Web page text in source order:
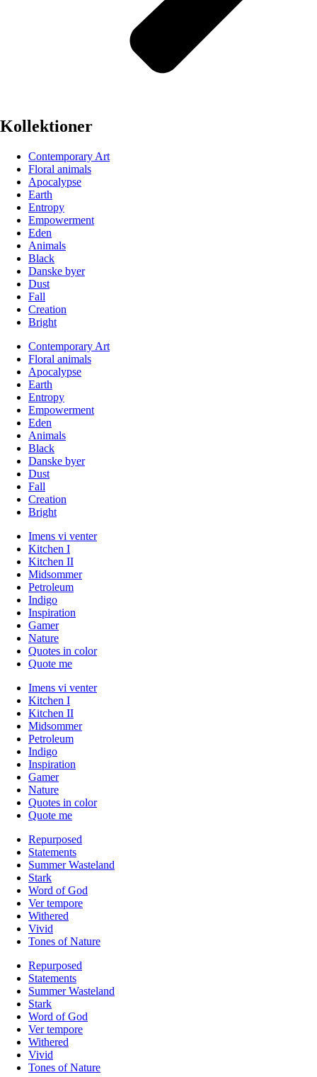
Kollektioner
Contemporary Art
Floral animals
Apocalypse
Earth
Entropy
Empowerment
Eden
Animals
Black
Danske byer
Dust
Fall
Creation
Bright
Contemporary Art
Floral animals
Apocalypse
Earth
Entropy
Empowerment
Eden
Animals
Black
Danske byer
Dust
Fall
Creation
Bright
Imens vi venter
Kitchen I
Kitchen II
Midsommer
Petroleum
Indigo
Inspiration
Gamer
Nature
Quotes in color
Quote me
Imens vi venter
Kitchen I
Kitchen II
Midsommer
Petroleum
Indigo
Inspiration
Gamer
Nature
Quotes in color
Quote me
Repurposed
Statements
Summer Wasteland
Stark
Word of God
Ver tempore
Withered
Vivid
Tones of Nature
Repurposed
Statements
Summer Wasteland
Stark
Word of God
Ver tempore
Withered
Vivid
Tones of Nature